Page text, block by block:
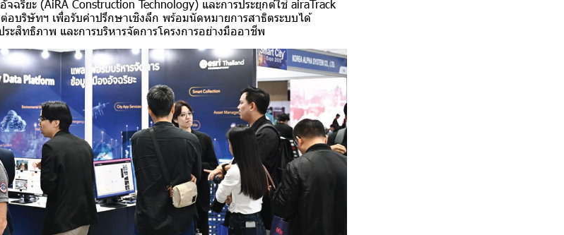
ริยะ (AiRA Construction Technology) และการประยุกต์ใช้ airaTrack
อบริษัทฯ เพื่อรับคำปรึกษาเชิงลึก พร้อมนัดหมายการสาธิตระบบได้
ะสิทธิภาพ และการบริหารจัดการโครงการอย่างมืออาชีพ